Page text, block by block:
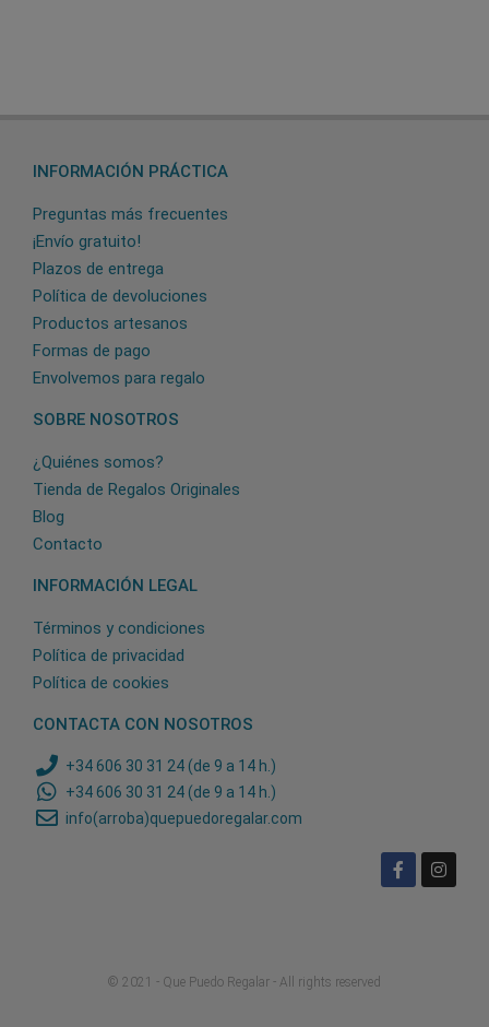
INFORMACIÓN PRÁCTICA
Preguntas más frecuentes
¡Envío gratuito!
Plazos de entrega
Política de devoluciones
Productos artesanos
Formas de pago
Envolvemos para regalo
SOBRE NOSOTROS
¿Quiénes somos?
Tienda de Regalos Originales
Blog
Contacto
INFORMACIÓN LEGAL
Términos y condiciones
Política de privacidad
Política de cookies
CONTACTA CON NOSOTROS
+34 606 30 31 24 (de 9 a 14 h.)
+34 606 30 31 24 (de 9 a 14 h.)
info(arroba)quepuedoregalar.com
© 2021 - Que Puedo Regalar - All rights reserved